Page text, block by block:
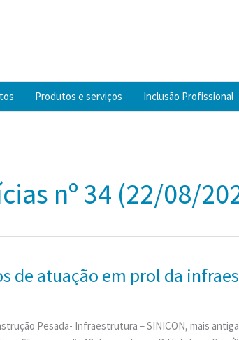
Produtos e serviços Inclusão Profissional
nº 34 (22/08/
de atuação em prol da
Pesada- Infraestrutura – SINICON, mais